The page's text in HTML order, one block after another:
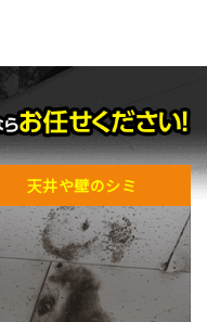
天井や壁のシミ